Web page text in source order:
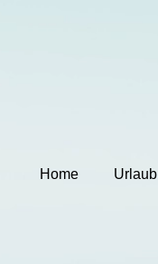
Home Urlaub